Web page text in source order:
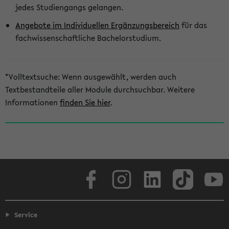
jedes Studiengangs gelangen.
Angebote im Individuellen Ergänzungsbereich für das
fachwissenschaftliche Bachelorstudium.
*Volltextsuche: Wenn ausgewählt, werden auch
Textbestandteile aller Module durchsuchbar. Weitere
Informationen finden Sie hier.
Service